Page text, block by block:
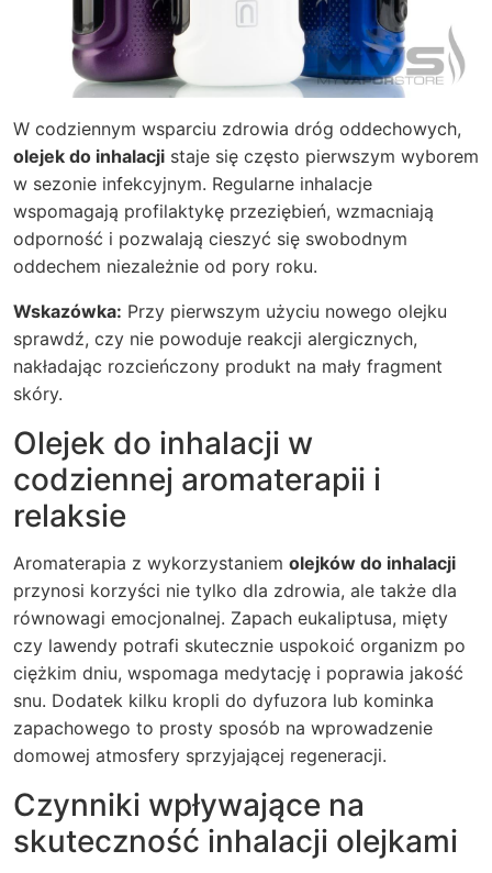
W codziennym wsparciu zdrowia dróg oddechowych,
olejek do inhalacji staje się często pierwszym wyborem
w sezonie infekcyjnym. Regularne inhalacje
wspomagają profilaktykę przeziębień, wzmacniają
odporność i pozwalają cieszyć się swobodnym
oddechem niezależnie od pory roku.
Wskazówka: Przy pierwszym użyciu nowego olejku
sprawdź, czy nie powoduje reakcji alergicznych,
nakładając rozcieńczony produkt na mały fragment
skóry.
Olejek do inhalacji w
codziennej aromaterapii i
relaksie
Aromaterapia z wykorzystaniem olejków do inhalacji
przynosi korzyści nie tylko dla zdrowia, ale także dla
równowagi emocjonalnej. Zapach eukaliptusa, mięty
czy lawendy potrafi skutecznie uspokoić organizm po
ciężkim dniu, wspomaga medytację i poprawia jakość
snu. Dodatek kilku kropli do dyfuzora lub kominka
zapachowego to prosty sposób na wprowadzenie
domowej atmosfery sprzyjającej regeneracji.
Czynniki wpływające na
skuteczność inhalacji olejkami